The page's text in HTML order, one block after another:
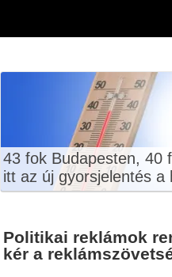
43 fok Budapesten, 40
itt az új gyorsjelentés a
Politikai reklámok
kér a